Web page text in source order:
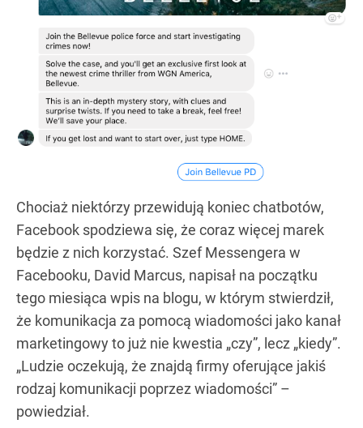
Chociaż niektórzy przewidują koniec chatbotów,
Facebook spodziewa się, że coraz więcej marek
będzie z nich korzystać. Szef Messengera w
Facebooku, David Marcus, napisał na początku
tego miesiąca wpis na blogu, w którym stwierdził,
że komunikacja za pomocą wiadomości jako kanał
marketingowy to już nie kwestia „czy”, lecz „kiedy”.
„Ludzie oczekują, że znajdą firmy oferujące jakiś
rodzaj komunikacji poprzez wiadomości” –
powiedział.